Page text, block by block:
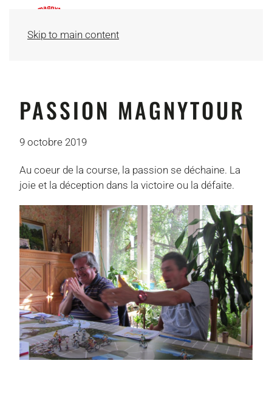
Skip to main content
PASSION MAGNYTOUR
9 octobre 2019
Au coeur de la course, la passion se déchaine. La
joie et la déception dans la victoire ou la défaite.